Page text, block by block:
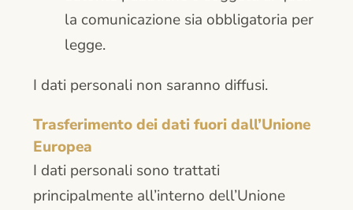
la comunicazione sia obbligatoria per
legge.
I dati personali non saranno diffusi.
Trasferimento dei dati fuori dall’Unione
Europea
I dati personali sono trattati
principalmente all’interno dell’Unione